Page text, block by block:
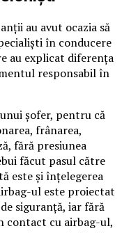
au avut ocazia să
în conducere
au explicat diferența
responsabil în
șofer, pentru că
frânarea,
fără presiunea
făcut pasul către
este și înțelegerea
ul este proiectat
siguranță, iar fără
contact cu airbag-ul,